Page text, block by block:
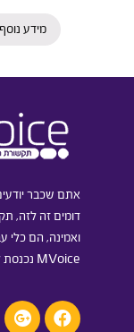
מידע נוסף
אתם שכבר
דומים זה לזה,
ואמינה, הם כלי
MVoice נכנסת לתמונה.